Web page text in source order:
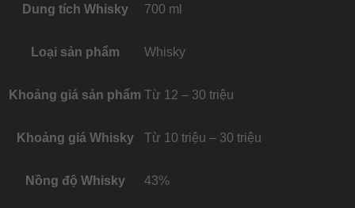
Dung tích Whisky 700 ml
Loại sản phẩm Whisky
Khoảng giá sản phẩm Từ 12 – 30 triệu
Khoảng giá Whisky Từ 10 triệu – 30 triệu
Nồng độ Whisky 43%